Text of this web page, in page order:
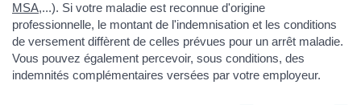
MSA,...). Si votre maladie est reconnue d'origine
professionnelle, le montant de l'indemnisation et les conditions
de versement diffèrent de celles prévues pour un arrêt maladie.
Vous pouvez également percevoir, sous conditions, des
indemnités complémentaires versées par votre employeur.